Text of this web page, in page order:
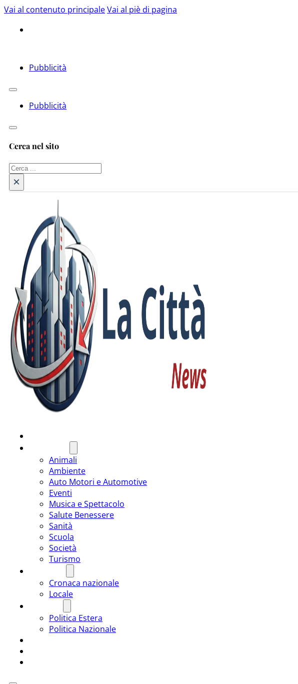
Vai al contenuto principaleVai al piè di pagina
Pubblicità
Pubblicità
Cerca nel sito
Cerca
×
Animali
Ambiente
Auto Motori e Automotive
Eventi
Musica e Spettacolo
Salute Benessere
Sanità
Scuola
Società
Turismo
Cronaca nazionale
Locale
Politica Estera
Politica Nazionale